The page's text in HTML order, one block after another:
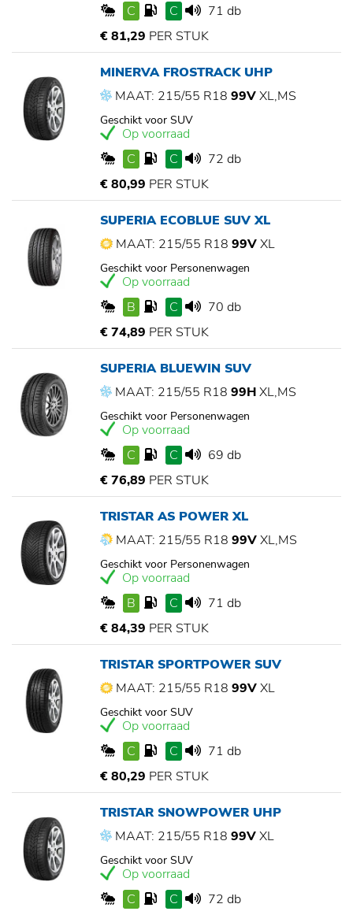
C
C
71 db
€ 81,29 PER STUK
MINERVA FROSTRACK UHP
MAAT: 215/55 R18 99VXL,MS
Geschikt voor SUV
Op voorraad
C
C
72 db
€ 80,99 PER STUK
SUPERIA ECOBLUE SUV XL
MAAT: 215/55 R18 99VXL
Geschikt voor Personenwagen
Op voorraad
B
C
70 db
€ 74,89 PER STUK
SUPERIA BLUEWIN SUV
MAAT: 215/55 R18 99HXL,MS
Geschikt voor Personenwagen
Op voorraad
C
C
69 db
€ 76,89 PER STUK
TRISTAR AS POWER XL
MAAT: 215/55 R18 99VXL,MS
Geschikt voor Personenwagen
Op voorraad
B
C
71 db
€ 84,39 PER STUK
TRISTAR SPORTPOWER SUV
MAAT: 215/55 R18 99VXL
Geschikt voor SUV
Op voorraad
C
C
71 db
€ 80,29 PER STUK
TRISTAR SNOWPOWER UHP
MAAT: 215/55 R18 99VXL
Geschikt voor SUV
Op voorraad
C
C
72 db